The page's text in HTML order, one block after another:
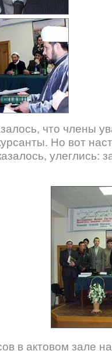
что члены
Но вот
в актовом зале